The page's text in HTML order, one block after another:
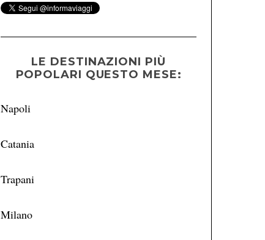
LE DESTINAZIONI PIÙ
POPOLARI QUESTO MESE:
Napoli
Catania
Trapani
Milano